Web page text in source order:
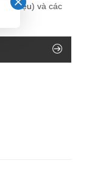
giới thiệu) và các